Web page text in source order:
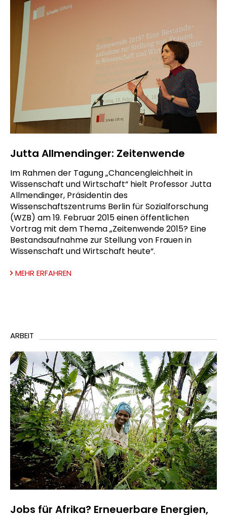
Jutta Allmendinger: Zeitenwende
Im Rahmen der Tagung „Chancengleichheit in
Wissenschaft und Wirtschaft“ hielt Professor Jutta
Allmendinger, Präsidentin des
Wissenschaftszentrums Berlin für Sozialforschung
(WZB) am 19. Februar 2015 einen öffentlichen
Vortrag mit dem Thema „Zeitenwende 2015? Eine
Bestandsaufnahme zur Stellung von Frauen in
Wissenschaft und Wirtschaft heute“.
MEHR ERFAHREN
ARBEIT
Jobs für Afrika? Erneuerbare Energien,